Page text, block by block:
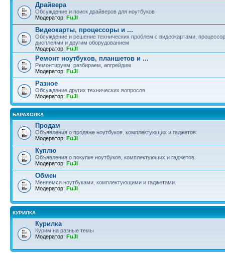
Драйвера
Обсуждение и поиск драйверов для ноутбуков
Модератор: FuJI
Видеокарты, процессоры и ...
Обсуждение и решение технических проблем с видеокартами,
дисплеями и другим оборудованием
Модератор: FuJI
Ремонт ноутбуков, планшетов и ...
Ремонтируем, разбираем, апгрейдим
Модератор: FuJI
Разное
Обсуждение других технических вопросов
Модератор: FuJI
БАРАХОЛКА
Продам
Объявления о продаже ноутбуков, комплектующих и гаджетов.
Модератор: FuJI
Куплю
Объявления о покупке ноутбуков, комплектующих и гаджетов.
Модератор: FuJI
Обмен
Меняемся ноутбуками, комплектующими и гаджетами.
Модератор: FuJI
КУРИЛКА
Курилка
Курим на разные темы
Модератор: FuJI